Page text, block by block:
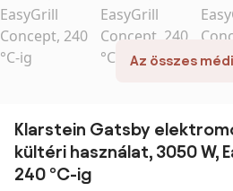
Az összes
Klarstein Gatsby
kültéri használat, 3050 W,
240 °C-ig